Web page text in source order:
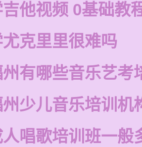
吉他视频 0基础教
尤克里里很难吗
有哪些音乐艺考
少儿音乐培训机
人唱歌培训班一般